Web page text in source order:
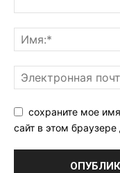
сохраните мое
сайт в этом